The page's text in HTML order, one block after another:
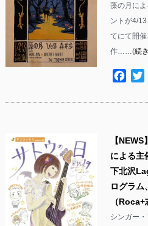
藻の月に
ントが4/
てにて開
作……(続
【
による主
下北沢
ログラム
（Roca+
シンガー